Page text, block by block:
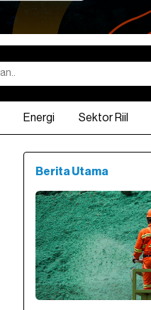
Energi Sektor Riil
Berita Utama